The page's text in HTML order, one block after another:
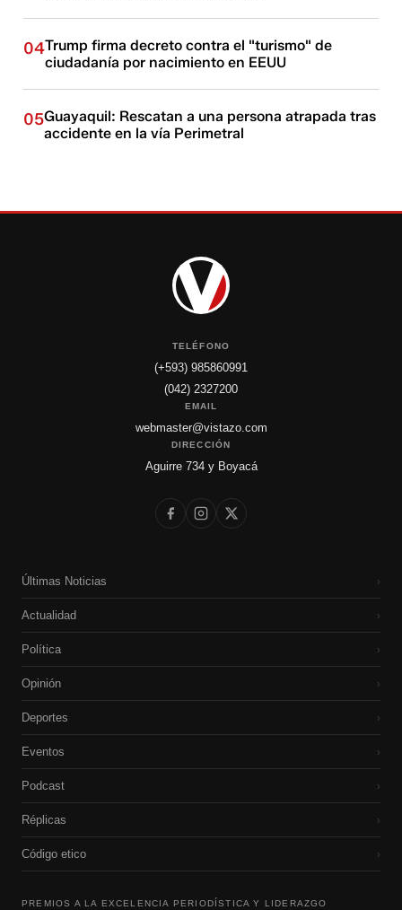
04Trump firma decreto contra el "turismo" de
ciudadanía por nacimiento en EEUU
05Guayaquil: Rescatan a una persona atrapada tras
accidente en la vía Perimetral
TELÉFONO
(+593) 985860991
(042) 2327200
EMAIL
webmaster@vistazo.com
DIRECCIÓN
Aguirre 734 y Boyacá
Últimas Noticias ›
Actualidad ›
Política ›
Opinión ›
Deportes ›
Eventos ›
Podcast ›
Réplicas ›
Código etico ›
PREMIOS A LA EXCELENCIA PERIODÍSTICA Y LIDERAZGO